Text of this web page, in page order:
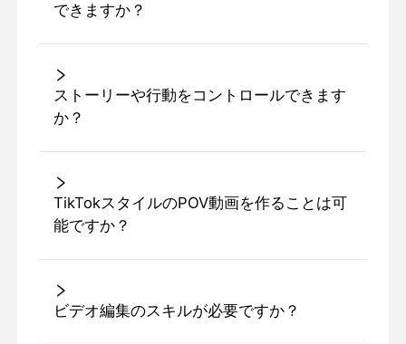
できますか？
ストーリーや行動をコントロールできます
か？
TikTokスタイルのPOV動画を作ることは可
能ですか？
ビデオ編集のスキルが必要ですか？